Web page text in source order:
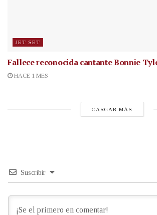
JET SET
Fallece reconocida cantanteBonnie
HACE 1 MES
CARGAR MÁS
Suscribir